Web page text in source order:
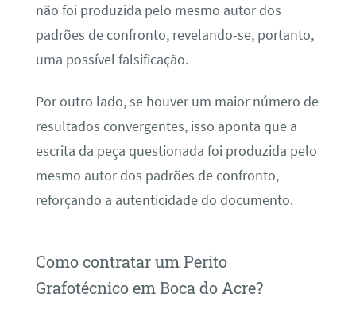
não foi produzida pelo mesmo autor dos
padrões de confronto, revelando-se, portanto,
uma possível falsificação.
Por outro lado, se houver um maior número de
resultados convergentes, isso aponta que a
escrita da peça questionada foi produzida pelo
mesmo autor dos padrões de confronto,
reforçando a autenticidade do documento.
Como contratar um Perito
Grafotécnico em Boca do Acre?